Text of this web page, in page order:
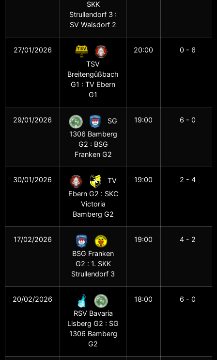
SKK
Strullendorf 3 :
SV Walsdorf 2
27/01/2026
TSV
Breitengüßbach
G1 : TV Ebern
G1
20:00 0 - 6
29/01/2026
SG
1306 Bamberg
G2 : BSG
Franken G2
19:00 6 - 0
30/01/2026
TV
Ebern G2 : SKC
Victoria
Bamberg G2
19:00 2 - 4
17/02/2026
BSG Franken
G2 : 1. SKK
Strullendorf 3
19:00 4 - 2
20/02/2026
RSV Bavaria
Lisberg G2 : SG
1306 Bamberg
G2
18:00 6 - 0